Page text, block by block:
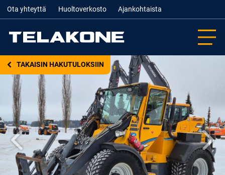
Ota yhteyttä Huoltoverkosto Ajankohtaista
TAKAISIN HAKUTULOKSIIN
Edellinen